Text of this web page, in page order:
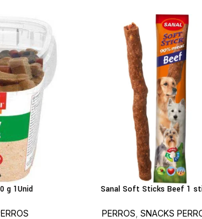
g 1Unid AÑADIR AL CARRITO
Sanal Soft Sticks Beef 1
PERROS SNACKS